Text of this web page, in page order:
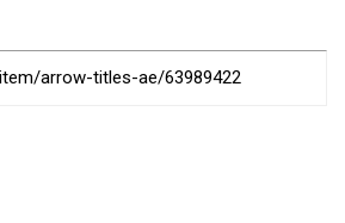
arrow-titles-ae/63989422